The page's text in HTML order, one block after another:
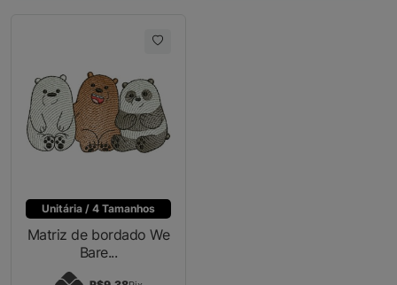
Unitária / 4 Tamanhos
Matriz de bordado We
Bare...